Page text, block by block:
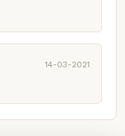
14-03-2021